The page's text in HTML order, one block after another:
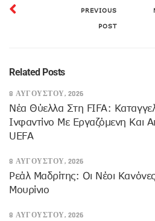
PREVIOUS
POST
Related Posts
8 ΑΥΓΟΎΣΤΟΥ, 2026
Νέα Θύελλα Στη FIFA:
Ινφαντίνο Με Εργαζόμενη Και
UEFA
8 ΑΥΓΟΎΣΤΟΥ, 2026
Ρεάλ Μαδρίτης: Οι Νέοι
Μουρίνιο
8 ΑΥΓΟΎΣΤΟΥ, 2026